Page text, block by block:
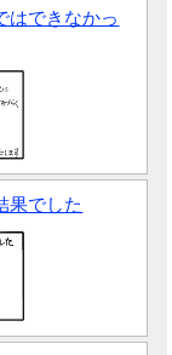
はできなかっ
果でした